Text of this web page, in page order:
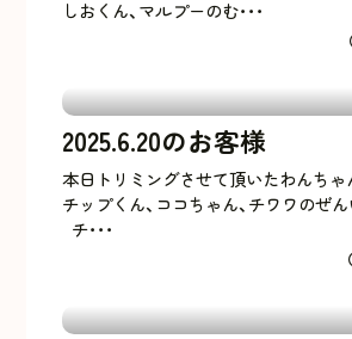
しおくん、マルプーのむ･･･
2025.6.20のお客様
本日トリミングさせて頂いたわんち
チップくん、ココちゃん、チワワのぜ
チ･･･